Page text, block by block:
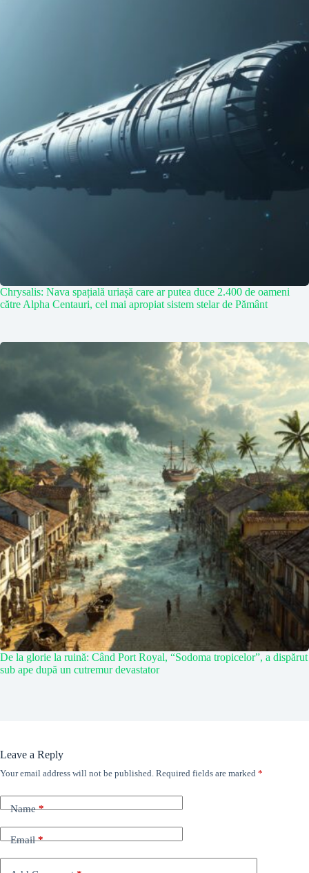
Chrysalis: Nava spațială uriașă care ar putea duce 2.400 de oameni
către Alpha Centauri, cel mai apropiat sistem stelar de Pământ
De la glorie la ruină: Când Port Royal, “Sodoma tropicelor”, a dispărut
sub ape după un cutremur devastator
Leave a Reply
Your email address will not be published. Required fields are marked *
Name*
Email*